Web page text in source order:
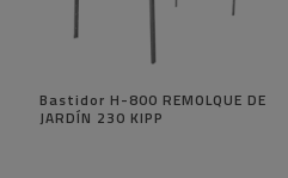
Bastidor H-800 REMOLQUE DE
JARDÍN 230 KIPP